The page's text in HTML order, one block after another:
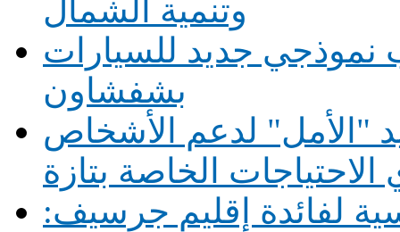
وتنمية الشمال
نموذجي جديد للسيارات
بشفشاون
"الأمل" لدعم الأشخاص
الاحتياجات الخاصة بتازة
حافلة مدرسية لفائدة إقليم جرسيف: